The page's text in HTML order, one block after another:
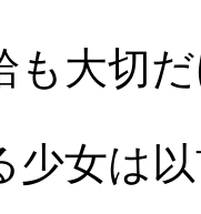
も大切
少女は